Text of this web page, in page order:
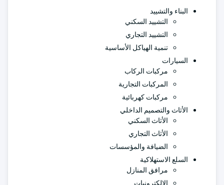
البناء والتشييد
التشييد السكني
التشييد التجاري
تنمية الهياكل الأساسية
السيارات
مركبات الركاب
المركبات التجارية
مركبات كهربائية
الأثاث والتصميم الداخلي
الأثاث السكني
الأثاث التجاري
الضيافة والمؤسسات
السلع الاستهلاكية
مرافق المنازل
الإلكترونيات